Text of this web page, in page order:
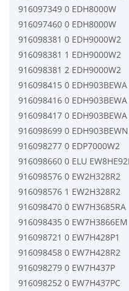
916097349 0 EDH8000W
916097460 0 EDH8000W
916098381 0 EDH9000W2
916098381 1 EDH9000W2
916098381 2 EDH9000W2
916098415 0 EDH903BEWA
916098416 0 EDH903BEWA
916098417 0 EDH903BEWA
916098699 0 EDH903BEWN
916098277 0 EDP7000W2
916098660 0 ELU
916098576 0 EW2H328R2
916098576 1 EW2H328R2
916098470 0 EW7H3685RA
916098435 0 EW7H3866EM
916098721 0 EW7H428P1
916098458 0 EW7H428R2
916098279 0 EW7H437P
916098252 0 EW7H437PC